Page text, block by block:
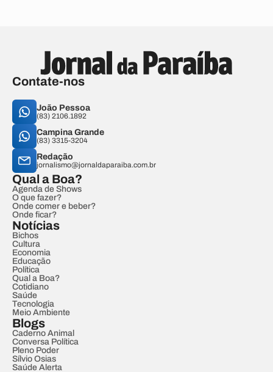
Contate-nos
João Pessoa
(83) 2106.1892
Campina Grande
(83) 3315-3204
Redação
jornalismo@jornaldaparaiba.com.br
Qual a Boa?
Agenda de Shows
O que fazer?
Onde comer e beber?
Onde ficar?
Notícias
Bichos
Cultura
Economia
Educação
Política
Qual a Boa?
Cotidiano
Saúde
Tecnologia
Meio Ambiente
Blogs
Caderno Animal
Conversa Política
Pleno Poder
Sílvio Osias
Saúde Alerta